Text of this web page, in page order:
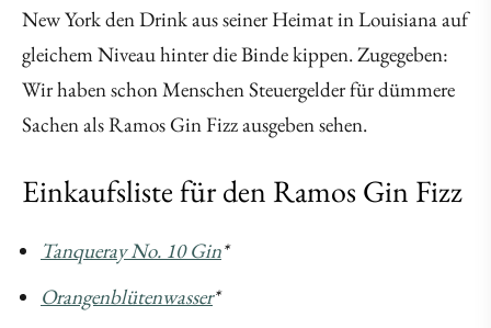
New York den Drink aus seiner Heimat in Louisiana auf
gleichem Niveau hinter die Binde kippen. Zugegeben:
Wir haben schon Menschen Steuergelder für dümmere
Sachen als Ramos Gin Fizz ausgeben sehen.
Einkaufsliste für den Ramos Gin Fizz
Tanqueray No. 10 Gin*
Orangenblütenwasser*